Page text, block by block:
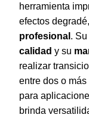
herramienta
efectos
profesional .
calidad y su
realizar
entre dos o
para
brinda